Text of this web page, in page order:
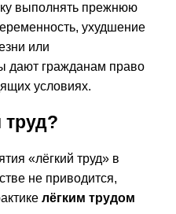
выполнять прежнюю
ухудшение
или
дают гражданам право
условиях.
труд?
«лёгкий труд» в
не приводится,
лёгким трудом